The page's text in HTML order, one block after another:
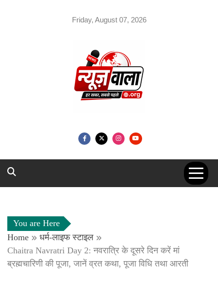
Friday, August 07, 2026
You are Here
Home
धर्म-लाइफ स्टाइल
Chaitra Navratri Day 2: नवरात्रि के दूसरे दिन करें मां
ब्रह्मचारिणी की पूजा, जानें व्रत कथा, पूजा विधि तथा आरती